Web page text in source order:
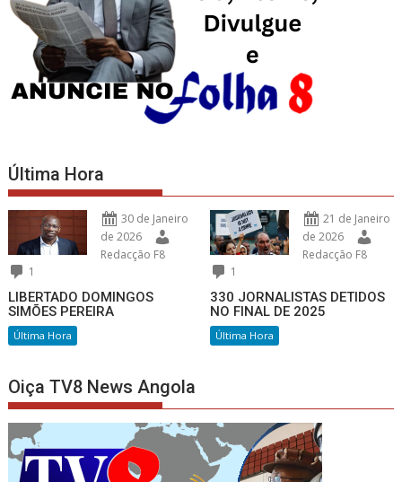
Última Hora
30 de Janeiro
de 2026
Redacção F8
1
LIBERTADO DOMINGOS
SIMÕES PEREIRA
Última Hora
21 de Janeiro
de 2026
Redacção F8
1
330 JORNALISTAS DETIDOS
NO FINAL DE 2025
Última Hora
Oiça TV8 News Angola